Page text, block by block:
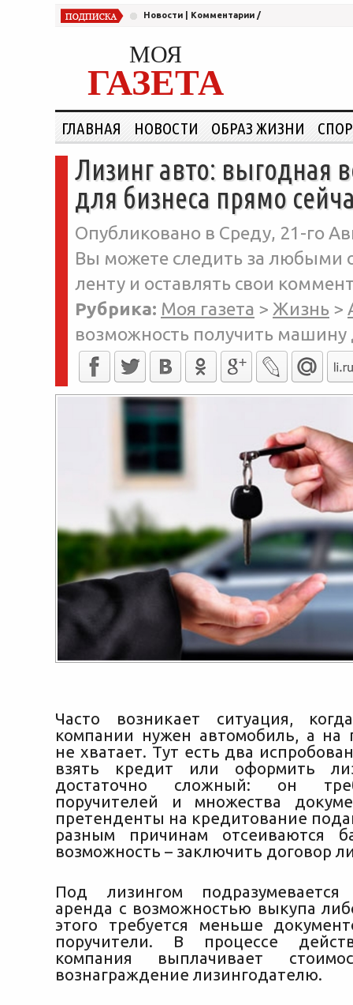
Новости Комментарии /
МОЯ
ГАЗЕТА
ГЛАВНАЯ НОВОСТИ ОБРАЗ ЖИЗНИ
Лизинг авто: выгодная
для бизнеса прямо
Опубликовано в Среду, 21-го
Вы можете следить за любыми
ленту и оставлять свои
Рубрика: Моя газета > Жизнь >
возможность получить машину
Часто возникает ситуация,
компании нужен автомобиль, а на
не хватает. Тут есть два
взять кредит или оформить
достаточно сложный: он
поручителей и множества
претенденты на кредитование
разным причинам отсеиваются
возможность – заключить договор
Под лизингом подразумевается
аренда с возможностью выкупа
этого требуется меньше
поручители. В процессе
компания выплачивает
вознаграждение лизингодателю.